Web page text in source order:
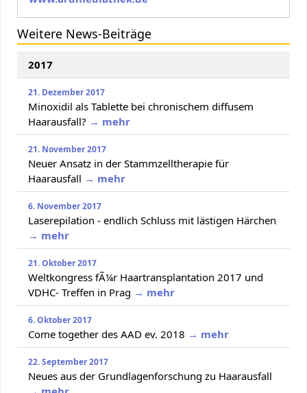
Weitere News-Beiträge
2017
21. Dezember 2017
Minoxidil als Tablette bei chronischem diffusem
Haarausfall? → mehr
21. November 2017
Neuer Ansatz in der Stammzelltherapie für
Haarausfall → mehr
6. November 2017
Laserepilation - endlich Schluss mit lästigen Härchen
→ mehr
21. Oktober 2017
Weltkongress fÃ¼r Haartransplantation 2017 und
VDHC- Treffen in Prag → mehr
6. Oktober 2017
Come together des AAD ev. 2018 → mehr
22. September 2017
Neues aus der Grundlagenforschung zu Haarausfall